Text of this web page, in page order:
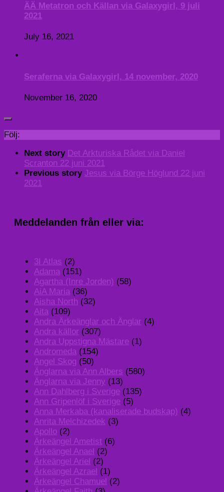
ÄÄ Metatron och Källan via Galaxygirl, 9 juli
2021
July 16, 2021
Seraferna via Galaxygirl, 14 november, 2020
November 16, 2020
Följ:
Next story Det Arkturiska Rådet via Daniel
Scranton 22 juni 2021
Previous story Jesus via Börge Höglund 22 juni
2021
Meddelanden från eller via:
3I Atlas (2)
Adama (151)
Agartha (Inre Jorden) (58)
AiA Maria (36)
Aisha North (32)
Aita (109)
Andra Ärkeänglar och Änglar (4)
Andra källor (307)
Andra Uppstigna Mästare (1)
Andromeda (154)
Angel Skog (50)
Änglarna via Ann Albers (580)
Änglarna via Jenny (13)
Ann Dahlberg i Sverige (135)
Ann Gripenlöf i Sverige (5)
Anna Merkaba (kanaliserade budskap) (4)
Anrita Melchizedek (3)
Apollo (2)
Ärkeängel Ametist (6)
Ärkeängel Anael (2)
Ärkeängel Ariel (2)
Ärkeängel Azrael (1)
Ärkeängel Chamuel (2)